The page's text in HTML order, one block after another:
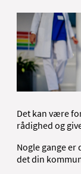
Det kan være
rådighed og
Nogle gange er
det din